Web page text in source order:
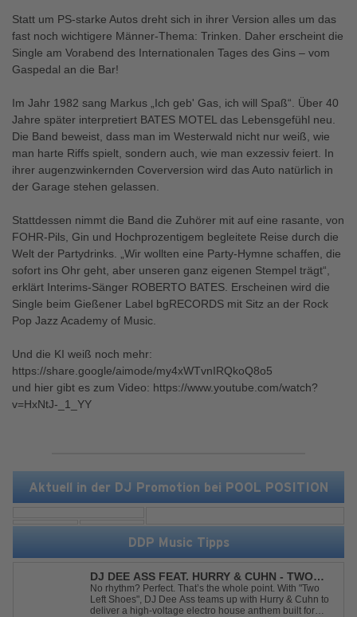
Aktuell in der DJ Promotion bei POOL POSITION
DDP Music Tipps
DJ DEE ASS FEAT. HURRY & CUHN - TWO
LEFT SHOES
No rhythm? Perfect. That’s the whole point. With "Two
Left Shoes", DJ Dee Ass teams up with Hurry & Cuhn to
deliver a high-voltage electro house anthem built for
Statt um PS-starke Autos dreht sich in ihrer Version alles um das
fast noch wichtigere Männer-Thema: Trinken. Daher erscheint die
Single am Vorabend des Internationalen Tages des Gins – vom
Gaspedal an die Bar!
Im Jahr 1982 sang Markus „Ich geb' Gas, ich will Spaß“. Über 40
Jahre später interpretiert BATES MOTEL das Lebensgefühl neu.
Die Band beweist, dass man im Westerwald nicht nur weiß, wie
man harte Riffs spielt, sondern auch, wie man exzessiv feiert. In
ihrer augenzwinkernden Coverversion wird das Auto natürlich in
der Garage stehen gelassen.
Stattdessen nimmt die Band die Zuhörer mit auf eine rasante, von
FOHR-Pils, Gin und Hochprozentigem begleitete Reise durch die
Welt der Partydrinks. „Wir wollten eine Party-Hymne schaffen, die
sofort ins Ohr geht, aber unseren ganz eigenen Stempel trägt“,
erklärt Interims-Sänger ROBERTO BATES. Erscheinen wird die
Single beim Gießener Label bgRECORDS mit Sitz an der Rock
Pop Jazz Academy of Music.
Und die KI weiß noch mehr:
https://share.google/aimode/my4xWTvnIRQkoQ8o5
und hier gibt es zum Video: https://www.youtube.com/watch?
v=HxNtJ-_1_YY